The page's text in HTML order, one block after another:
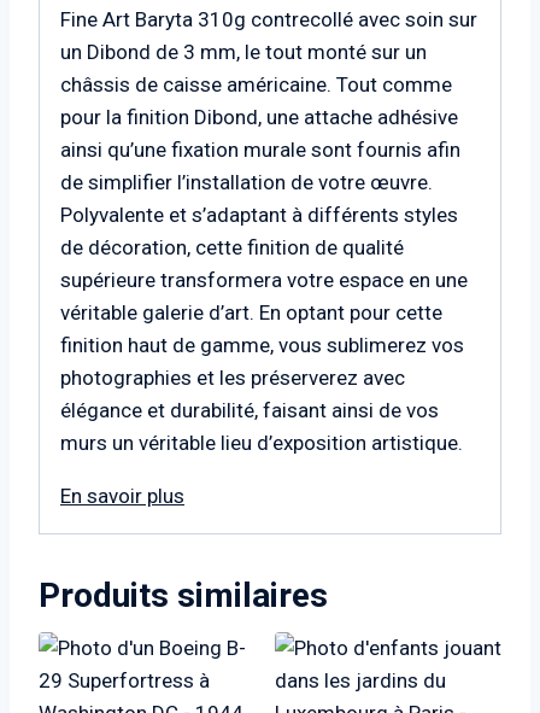
Fine Art Baryta 310g contrecollé avec soin sur
un Dibond de 3 mm, le tout monté sur un
châssis de caisse américaine. Tout comme
pour la finition Dibond, une attache adhésive
ainsi qu’une fixation murale sont fournis afin
de simplifier l’installation de votre œuvre.
Polyvalente et s’adaptant à différents styles
de décoration, cette finition de qualité
supérieure transformera votre espace en une
véritable galerie d’art. En optant pour cette
finition haut de gamme, vous sublimerez vos
photographies et les préserverez avec
élégance et durabilité, faisant ainsi de vos
murs un véritable lieu d’exposition artistique.
En savoir plus
Produits similaires